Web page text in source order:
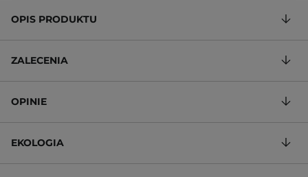
OPIS PRODUKTU
ZALECENIA
OPINIE
EKOLOGIA